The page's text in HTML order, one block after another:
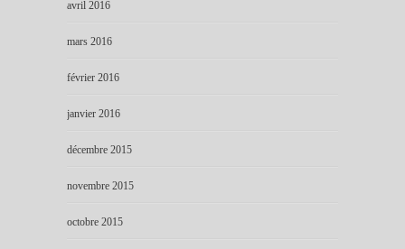
avril 2016
mars 2016
février 2016
janvier 2016
décembre 2015
novembre 2015
octobre 2015